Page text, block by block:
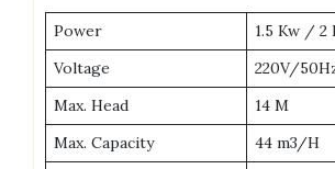
Power
1.5 Kw / 2
Voltage
220V/
Max. Head
14 M
Max. Capacity
44 m3/H